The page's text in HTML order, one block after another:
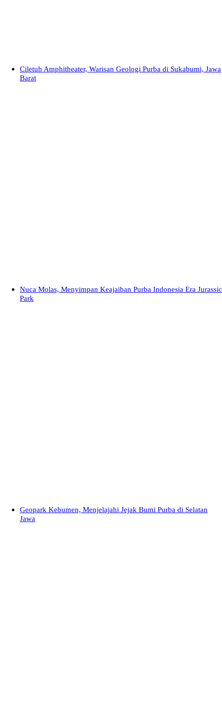
Ciletuh Amphitheater, Warisan Geologi Purba di Sukabumi, Jawa
Barat
Nuca Molas, Menyimpan Keajaiban Purba Indonesia Era Jurassic
Park
Geopark Kebumen, Menjelajahi Jejak Bumi Purba di Selatan
Jawa